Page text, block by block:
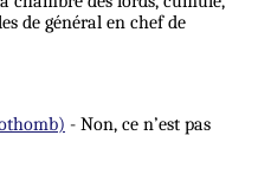
de général en chef de
- Non, ce n’est pas